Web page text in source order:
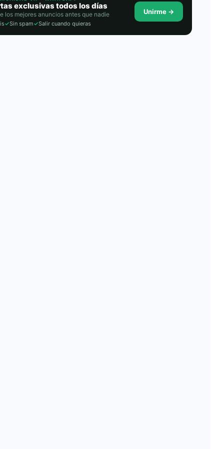
exclusivas todos los días
los mejores anuncios antes que nadie
✓Sin spam✓Salir cuando quieras
Unirme →